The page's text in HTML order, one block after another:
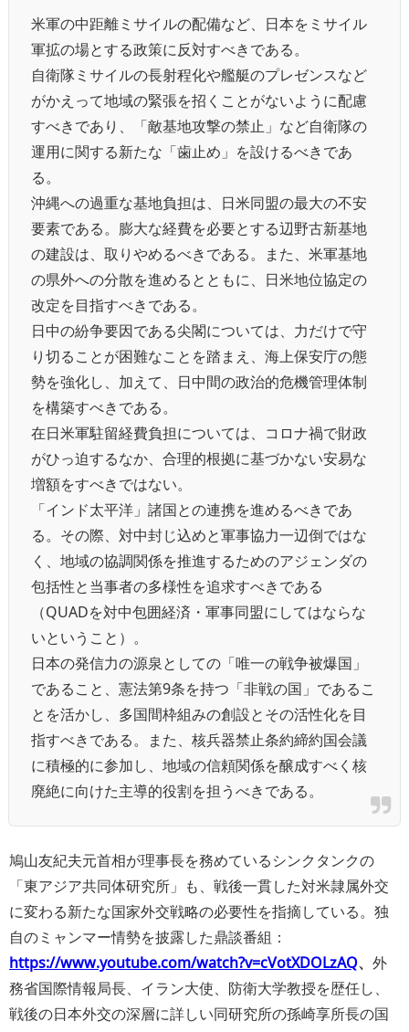
米軍の中距離ミサイルの配備など、日本をミサイル
軍拡の場とする政策に反対すべきである。
自衛隊ミサイルの長射程化や艦艇のプレゼンスなど
がかえって地域の緊張を招くことがないように配慮
すべきであり、「敵基地攻撃の禁止」など自衛隊の
運用に関する新たな「歯止め」を設けるべきであ
る。
沖縄への過重な基地負担は、日米同盟の最大の不安
要素である。膨大な経費を必要とする辺野古新基地
の建設は、取りやめるべきである。また、米軍基地
の県外への分散を進めるとともに、日米地位協定の
改定を目指すべきである。
日中の紛争要因である尖閣については、力だけで守
り切ることが困難なことを踏まえ、海上保安庁の態
勢を強化し、加えて、日中間の政治的危機管理体制
を構築すべきである。
在日米軍駐留経費負担については、コロナ禍で財政
がひっ迫するなか、合理的根拠に基づかない安易な
増額をすべきではない。
「インド太平洋」諸国との連携を進めるべきであ
る。その際、対中封じ込めと軍事協力一辺倒ではな
く、地域の協調関係を推進するためのアジェンダの
包括性と当事者の多様性を追求すべきである
（QUADを対中包囲経済・軍事同盟にしてはならな
いということ）。
日本の発信力の源泉としての「唯一の戦争被爆国」
であること、憲法第9条を持つ「非戦の国」であるこ
とを活かし、多国間枠組みの創設とその活性化を目
指すべきである。また、核兵器禁止条約締約国会議
に積極的に参加し、地域の信頼関係を醸成すべく核
廃絶に向けた主導的役割を担うべきである。
鳩山友紀夫元首相が理事長を務めているシンクタンクの
「東アジア共同体研究所」も、戦後一貫した対米隷属外交
に変わる新たな国家外交戦略の必要性を指摘している。独
自のミャンマー情勢を披露した鼎談番組：
https://www.youtube.com/watch?v=cVotXDOLzAQ、 外
務省国際情報局長、イラン大使、防衛大学教授を歴任し、
戦後の日本外交の深層に詳しい同研究所の孫崎享所長の国